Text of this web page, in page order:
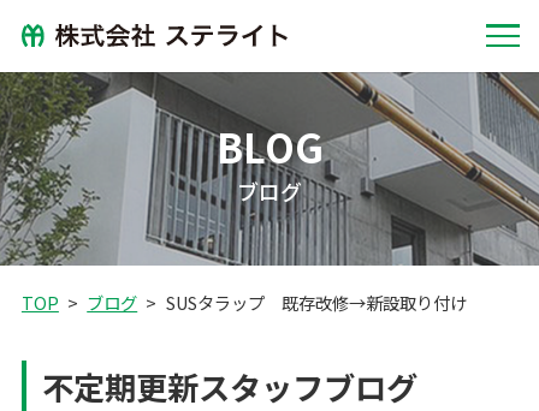
BLOG
ブログ
TOP ブログ SUSタラップ 既存改修→新設取り付け
不定期更新スタッフブログ